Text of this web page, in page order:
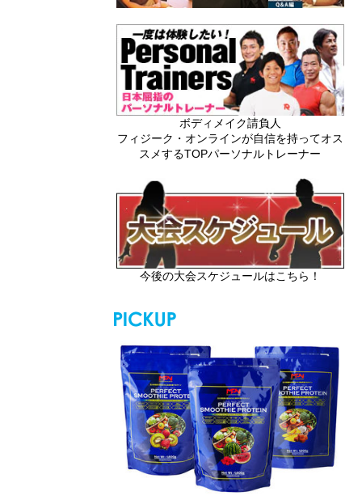
ボディメイク請負人
フィジーク・オンラインが自信を持ってオス
スメするTOPパーソナルトレーナー
今後の大会スケジュールはこちら！